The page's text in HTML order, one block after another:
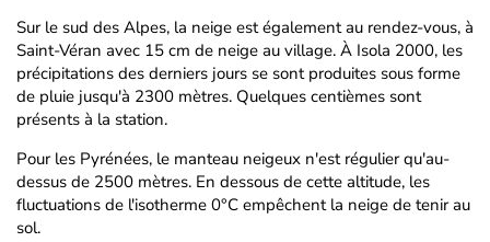
Sur le sud des Alpes, la neige est également au rendez-vous, à
Saint-Véran avec 15 cm de neige au village. À Isola 2000, les
précipitations des derniers jours se sont produites sous forme
de pluie jusqu'à 2300 mètres. Quelques centièmes sont
présents à la station.
Pour les Pyrénées, le manteau neigeux n'est régulier qu'au-
dessus de 2500 mètres. En dessous de cette altitude, les
fluctuations de l'isotherme 0°C empêchent la neige de tenir au
sol.